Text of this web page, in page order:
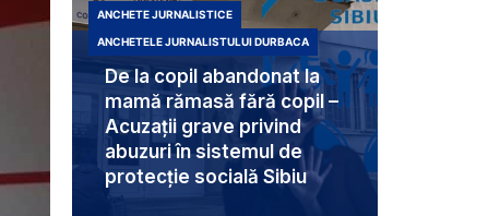
De la copil abandonat la
mamă rămasă fără copil –
Acuzații grave privind
abuzuri în sistemul de
protecție socială Sibiu
ANCHETE JURNALISTICE
ANCHETELE JURNALISTULUI DURBACA